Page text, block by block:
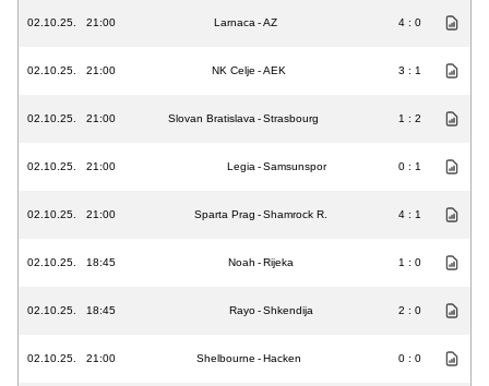
02.10.25. 21:00 Larnaca -AZ 4 : 0
02.10.25. 21:00 NK Celje -AEK 3 : 1
02.10.25. 21:00 Slovan Bratislava -Strasbourg 1 : 2
02.10.25. 21:00 Legia -Samsunspor 0 : 1
02.10.25. 21:00 Sparta Prag -Shamrock R. 4 : 1
02.10.25. 18:45 Noah -Rijeka 1 : 0
02.10.25. 18:45 Rayo-Shkendija 2 : 0
02.10.25. 21:00 Shelbourne -Hacken 0 : 0